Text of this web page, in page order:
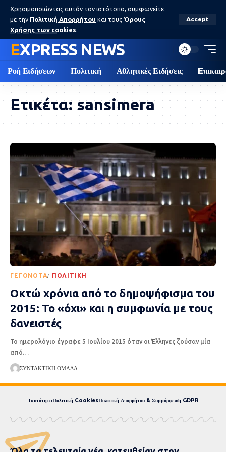
Χρησιμοποιώντας αυτόν τον ιστότοπο, συμφωνείτε
με την Πολιτική Απορρήτου και τους Όρους
Χρήσης των cookies.
Accept
EXPRESS NEWS
Ροή Ειδήσεων Πολιτική Αθλητικές Ειδήσεις
Ετικέτα: sansimera
ΓΕΓΟΝΌΤΑ ΠΟΛΙΤΙΚΉ
Οκτώ χρόνια από το δημοψήφισμα του
2015: Το «όχι» και η συμφωνία με τους
δανειστές
Το ημερολόγιο έγραφε 5 Ιουλίου 2015 όταν οι Έλληνες ζούσαν μία
από…
ΣΥΝΤΑΚΤΙΚΉ ΟΜΆΔΑ
ΤαυτότηταΠολιτική CookiesΠολιτική Απορρήτου & Συμμόρφωση GDPR